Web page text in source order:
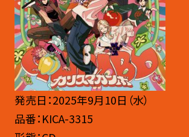
発売日：2025年9月10日（水）
品番：KICA-3315